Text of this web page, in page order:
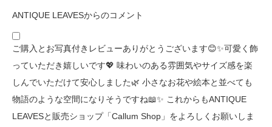
ANTIQUE LEAVESからのコメント
ご購入とお写真付きレビューありがとうございます😊✨可愛く飾
っていただき嬉しいです💖 味わいのある雰囲気やサイズ感を楽
しんでいただけて安心しました🌿 小さなお花や絵本と並べても
物語のような空間になりそうですね📖✨ これからもANTIQUE
LEAVESと販売ショップ「Callum Shop」をよろしくお願いしま